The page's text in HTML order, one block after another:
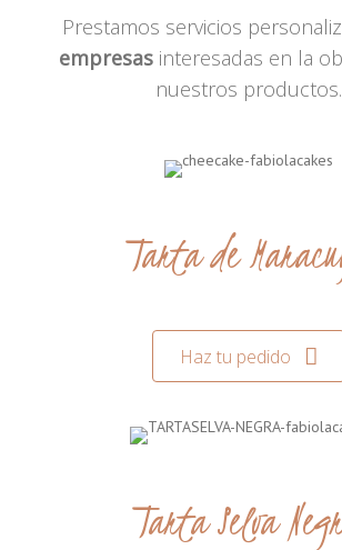
Prestamos servicios
empresasinteresadas en la
nuestros productos.
Tarta de
Haz tu pedido
Tarta Selva